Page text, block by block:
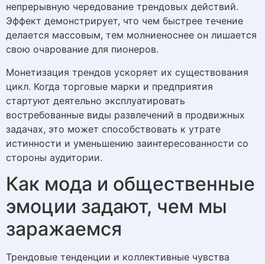
непрерывную чередование трендовых действий.
Эффект демонстрирует, что чем быстрее течение
делается массовым, тем молниеноснее он лишается
свою очарование для пионеров.
Монетизация трендов ускоряет их существования
цикл. Когда торговые марки и предприятия
стартуют деятельно эксплуатировать
востребованные виды развлечений в продвижных
задачах, это может способствовать к утрате
истинности и уменьшению заинтересованности со
стороны аудитории.
Как мода и общественные
эмоции задают, чем мы
заражаемся
Трендовые тенденции и коллективные чувства